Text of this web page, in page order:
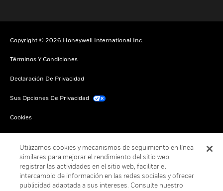
Copyright © 2026 Honeywell International Inc.
Términos Y Condiciones
Declaración De Privacidad
Sus Opciones De Privacidad
Cookies
Utilizamos cookies y mecanismos de seguimiento en línea
similares para mejorar el rendimiento del sitio web,
registrar las actividades en el sitio web, facilitar el
intercambio de información en las redes sociales y ofrecer
publicidad adaptada a sus intereses. Consulte nuestro